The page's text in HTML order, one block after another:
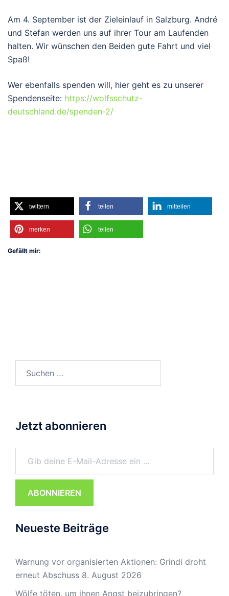
Am 4. September ist der Zieleinlauf in Salzburg. André
und Stefan werden uns auf ihrer Tour am Laufenden
halten. Wir wünschen den Beiden gute Fahrt und viel
Spaß!
Wer ebenfalls spenden will, hier geht es zu unserer
Spendenseite: https://wolfsschutz-
deutschland.de/spenden-2/
twittern teilen mitteilen
merken teilen
Gefällt mir:
Jetzt abonnieren
Gib deine E-Mail-Adresse ein ...
ABONNIEREN
Neueste Beiträge
Warnung vor organisierten Aktionen: Grindi droht
erneut Abschuss 8. August 2026
Wölfe töten, um ihnen Angst beizubringen?